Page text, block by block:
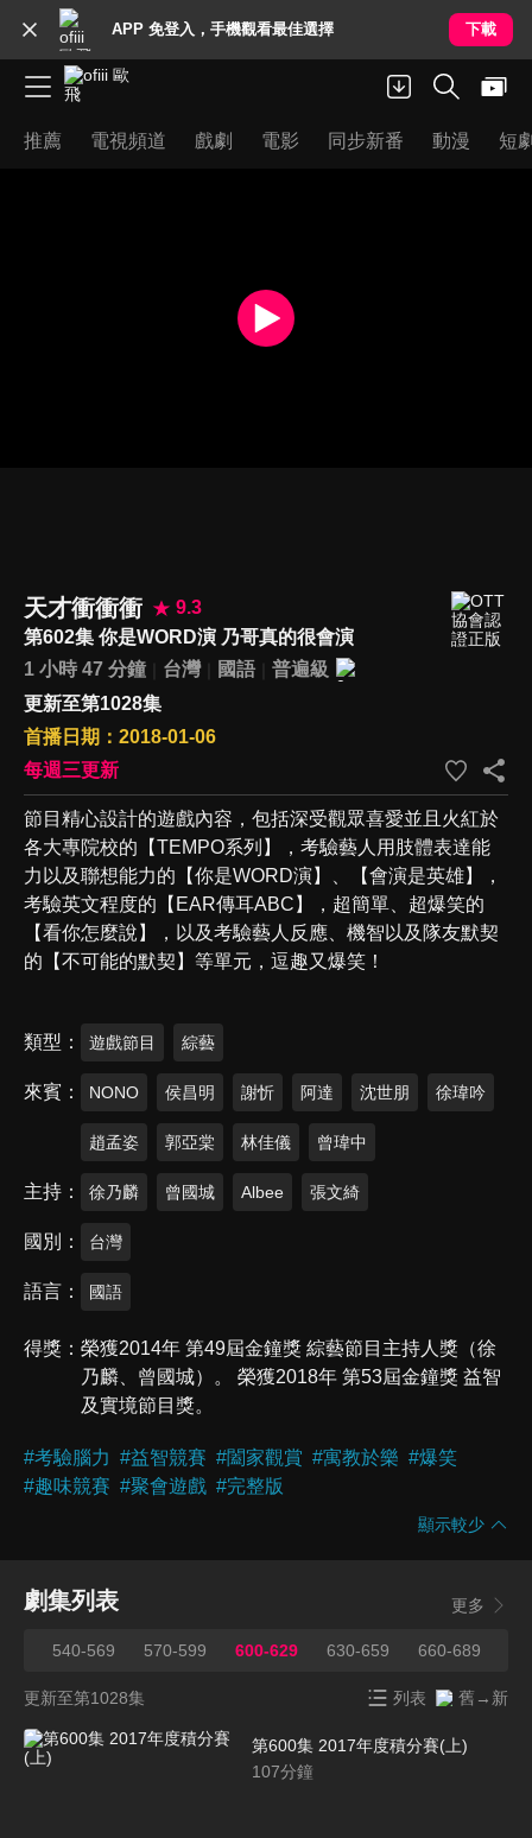
APP 免登入，手機觀看最佳選擇 下載
推薦 電視頻道 戲劇 電影 同步新番 動漫 短
天才衝衝衝
9.3
第602集 你是WORD演 乃哥真的很會演
1 小時 47 分鐘
台灣 國語
普遍級
更新至第1028集
首播日期：2018-01-06
每週三更新
節目精心設計的遊戲內容，包括深受觀眾喜愛並且火紅於
各大專院校的【TEMPO系列】，考驗藝人用肢體表達能
力以及聯想能力的【你是WORD演】、【會演是英雄】，
考驗英文程度的【EAR傳耳ABC】，超簡單、超爆笑的
【看你怎麼說】，以及考驗藝人反應、機智以及隊友默契
的【不可能的默契】等單元，逗趣又爆笑！
類型 遊戲節目 綜藝
來賓 NONO 侯昌明 謝忻 阿達 沈世朋 徐瑋吟
趙孟姿 郭亞棠 林佳儀 曾瑋中
主持 徐乃麟 曾國城 Albee 張文綺
國別 台灣
語言 國語
得獎
榮獲2014年 第49屆金鐘獎 綜藝節目主持人獎（徐
乃麟、曾國城）。 榮獲2018年 第53屆金鐘獎 益智
及實境節目獎。
#考驗腦力 #益智競賽 #闔家觀賞 #寓教於樂 #爆笑
#趣味競賽 #聚會遊戲 #完整版
顯示較少
劇集列表 更多
540-569 570-599 600-629 630-659 660-689
更新至第1028集 列表 舊→新
第600集 2017年度積分賽(上)
107分鐘